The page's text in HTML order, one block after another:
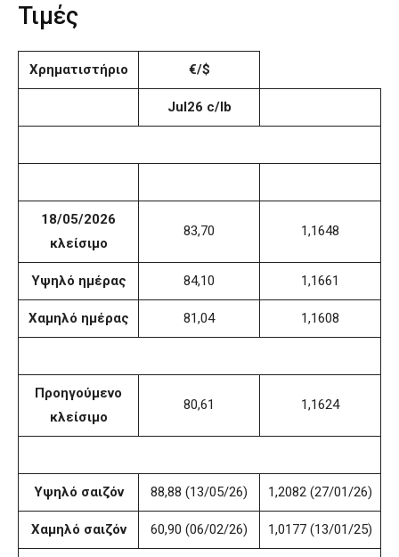
Τιμές
Χρηματιστήριο €/$
Jul26 c/lb
18/05/2026
κλείσιμο
83,70 1,1648
Υψηλό ημέρας 84,10 1,1661
Χαμηλό ημέρας 81,04 1,1608
Προηγούμενο
κλείσιμο
80,61 1,1624
Υψηλό σαιζόν 88,88 (13/05/26) 1,2082 (27/01/26)
Χαμηλό σαιζόν 60,90 (06/02/26) 1,0177 (13/01/25)